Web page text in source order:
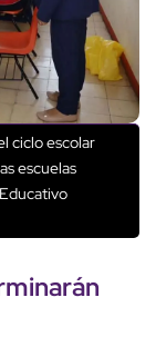
ciclo escolar
escuelas